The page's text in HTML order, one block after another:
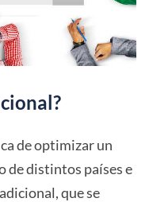
de optimizar un
de distintos países e
que se